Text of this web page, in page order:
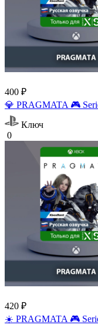
400 ₽
💎 PRAGMATA 🎮
Ключ
0
420 ₽
☀️ PRAGMATA 🎮